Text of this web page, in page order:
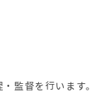
監督を行います。